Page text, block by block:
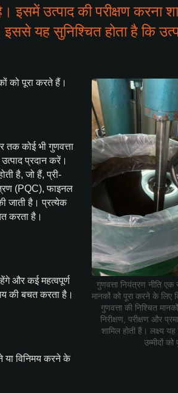
इसमें उत्पाद की परीक्षण करना
यह सुनिश्चित होता है कि
गुणवत्ता नियंत्रण नीति
मानकों को पूरा करने के लिए
गुणवत्ता की निश्चित
निरीक्षण, परीक्षण और
शामिल होती हैं। लक्ष्य
उम्मीदों को
को पूरा करते हैं।
कोई भी गुणवत्ता
प्रदान करें।
है, जो हैं, प्री-
(PQC), फाइनल
जाती है। प्रत्येक
करता है।
और कई महत्वपूर्ण
की बचत करता है।
या विनिमय करने के